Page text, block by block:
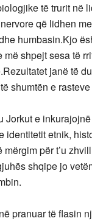
të trurit në
që lidhen
humbasin.Kjo
shpejt sesa të
janë të
shumtën e
e
etnik,
për t’u
shqipe jo
pranuar të flasin